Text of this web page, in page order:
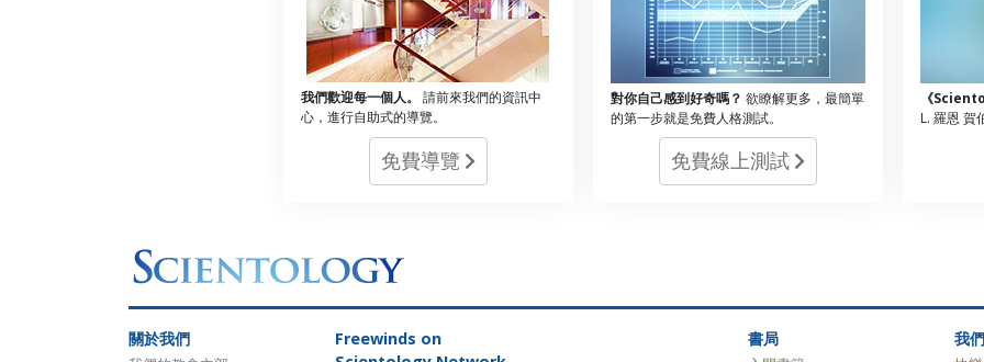
我們歡迎每一個人。 請前來我們的資訊中
心，進行自助式的導覽。
免費導覽
對你自己感到好奇嗎？ 欲瞭解更多，最簡單
的第一步就是免費人格測試。
免費線上測試
《
L. 羅恩 賀
關於我們 Freewinds on
書局 我